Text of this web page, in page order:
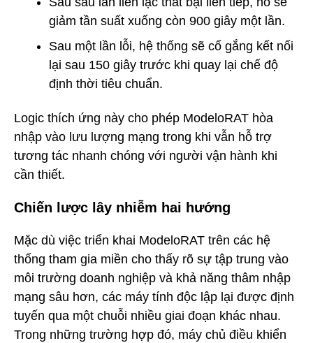
giảm tần suất xuống còn 900 giây một lần.
Sau một lần lỗi, hệ thống sẽ cố gắng kết nối
lại sau 150 giây trước khi quay lại chế độ
định thời tiêu chuẩn.
Logic thích ứng này cho phép ModeloRAT hòa
nhập vào lưu lượng mạng trong khi vẫn hỗ trợ
tương tác nhanh chóng với người vận hành khi
cần thiết.
Chiến lược lây nhiễm hai hướng
Mặc dù việc triển khai ModeloRAT trên các hệ
thống tham gia miền cho thấy rõ sự tập trung vào
môi trường doanh nghiệp và khả năng thâm nhập
mạng sâu hơn, các máy tính độc lập lại được định
tuyến qua một chuỗi nhiều giai đoạn khác nhau.
Trong những trường hợp đó, máy chủ điều khiển